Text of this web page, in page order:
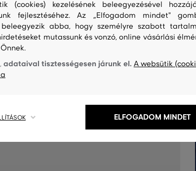
(cookies) kezelésének beleegyezésével
fejlesztéséhez. Az „Elfogadom mindet"
abba, hogy személyre szabott
mutassunk és vonzó, online vásárlási
adataival tisztességesen járunk el. A websütik
ELFOGADOM MINDET